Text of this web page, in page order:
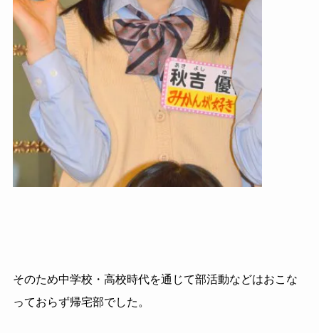
そのため中学校・高校時代を通じて部活動などはおこな
っておらず帰宅部でした。